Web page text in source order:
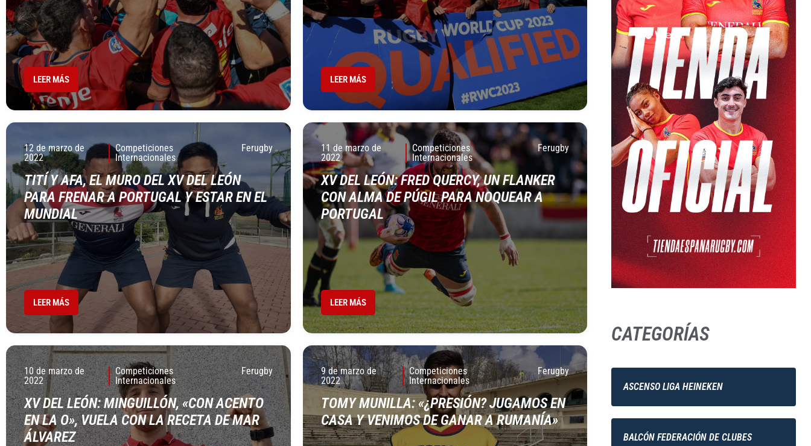
LEER MÁS LEER MÁS
12 de marzo de
2022
Competiciones
Internacionales
Ferugby
TITÍ Y AFA, EL MURO DEL XV DEL LEÓN
PARA FRENAR A PORTUGAL Y ESTAR EN EL
MUNDIAL
LEER MÁS
11 de marzo de
2022
Competiciones
Internacionales
Ferugby
XV DEL LEÓN: FRED QUERCY, UN FLANKER
CON ALMA DE PÚGIL PARA NOQUEAR A
PORTUGAL
LEER MÁS
10 de marzo de
2022
Competiciones
Internacionales
Ferugby
XV DEL LEÓN: MINGUILLÓN, «CON ACENTO
EN LA O», VUELA CON LA RECETA DE MAR
ÁLVAREZ
9 de marzo de
2022
Competiciones
Internacionales
Ferugby
TOMY MUNILLA: «¿PRESIÓN? JUGAMOS EN
CASA Y VENIMOS DE GANAR A RUMANÍA»
CATEGORÍAS
ASCENSO LIGA HEINEKEN
BALCÓN FEDERACIÓN DE CLUBES